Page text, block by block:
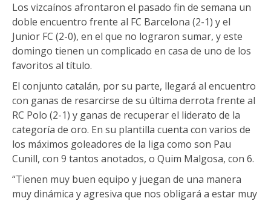
Los vizcaínos afrontaron el pasado fin de semana un
doble encuentro frente al FC Barcelona (2-1) y el
Junior FC (2-0), en el que no lograron sumar, y este
domingo tienen un complicado en casa de uno de los
favoritos al título.
El conjunto catalán, por su parte, llegará al encuentro
con ganas de resarcirse de su última derrota frente al
RC Polo (2-1) y ganas de recuperar el liderato de la
categoría de oro. En su plantilla cuenta con varios de
los máximos goleadores de la liga como son Pau
Cunill, con 9 tantos anotados, o Quim Malgosa, con 6.
“Tienen muy buen equipo y juegan de una manera
muy dinámica y agresiva que nos obligará a estar muy